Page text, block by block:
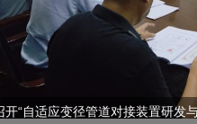
“自适应变径管道对接装置研发与